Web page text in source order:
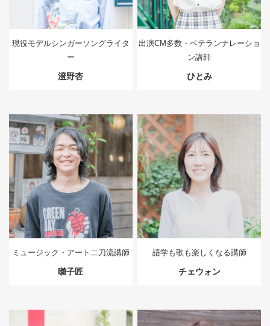
現役モデルシンガーソングライタ
ー
澄野杏
出演CM多数・ベテランナレーショ
ン講師
ひとみ
ミュージック・アート二刀流講師
囃子匠
語学も歌も楽しくなる講師
チェウォン